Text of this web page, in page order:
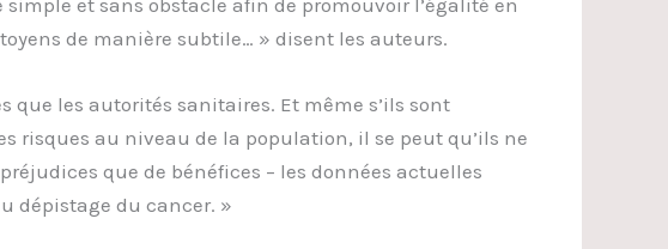
de manière subtile… » disent les auteurs.
que les autorités sanitaires. Et même s’ils sont
risques au niveau de la population, il se peut qu’ils ne
que de bénéfices – les données actuelles
dépistage du cancer. »